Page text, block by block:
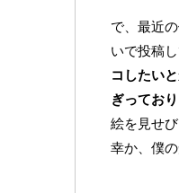
で、最近
いで投稿し
コしたい
ぎってお
絵を見せ
幸か、僕